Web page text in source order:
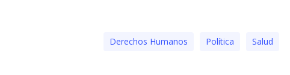
Derechos Humanos Polí­tica Salud